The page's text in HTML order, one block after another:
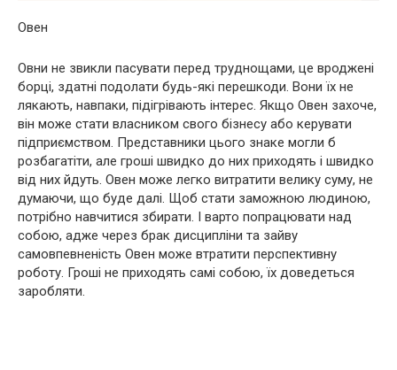
Овен
Овни не звикли пасувати перед труднощами, це вроджені
борці, здатні подолати будь-які перешкоди. Вони їх не
лякають, навпаки, підігрівають інтерес. Якщо Овен захоче,
він може стати власником свого бізнесу або керувати
підприємством. Представники цього знакe могли б
розбагатіти, але гроші швидко до них приходять і швидко
від них йдуть. Овен може легко витратити велику суму, не
думаючи, що буде далі. Щоб стати заможною людиною,
потрібно навчитися збирати. І варто попрацювати над
собою, адже через брак дисципліни та зайву
самовпевненість Овен може втратити перспективну
роботу. Гроші не приходять самі собою, їх доведеться
заробляти.